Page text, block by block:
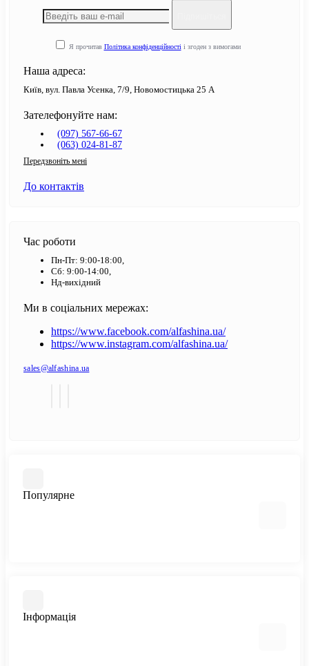
Я прочитав Політика конфіденційності і згоден з вимогами
Наша адреса:
Київ, вул. Павла Усенка, 7/9, Новомостицька 25 А
Зателефонуйте нам:
(097) 567-66-67
(063) 024-81-87
Передзвоніть мені
До контактів
Час роботи
Пн-Пт: 9:00-18:00,
Сб: 9:00-14:00,
Нд-вихідний
Ми в соціальних мережах:
https://www.facebook.com/alfashina.ua/
https://www.instagram.com/alfashina.ua/
sales@alfashina.ua
Популярне
Інформація